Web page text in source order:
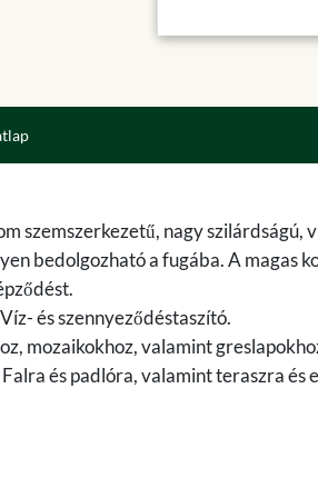
szemszerkezetű, nagy szilárdságú,
bedolgozható a fugába. A magas
és szennyeződéstaszító.
mozaikokhoz, valamint
és padlóra, valamint teraszra és